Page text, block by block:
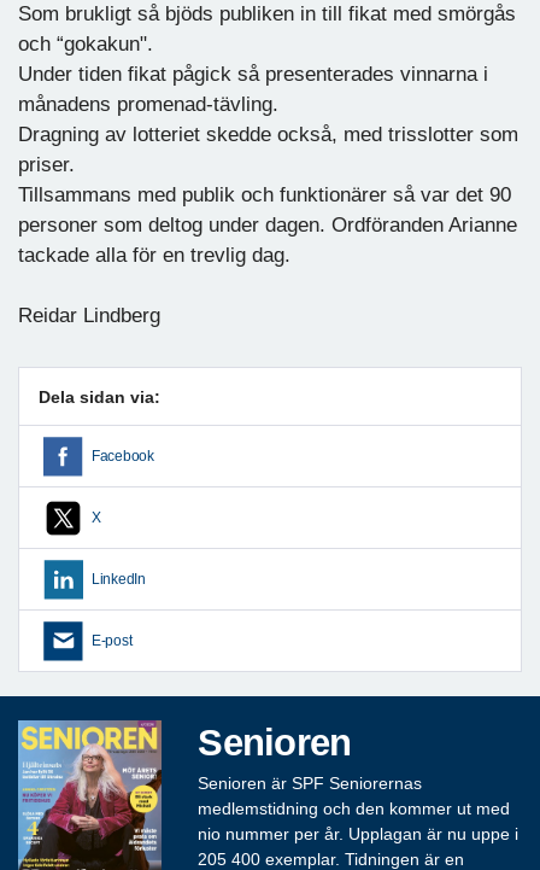
Som brukligt så bjöds publiken in till fikat med smörgås
och “gokakun".
Under tiden fikat pågick så presenterades vinnarna i
månadens promenad-tävling.
Dragning av lotteriet skedde också, med trisslotter som
priser.
Tillsammans med publik och funktionärer så var det 90
personer som deltog under dagen. Ordföranden Arianne
tackade alla för en trevlig dag.
Reidar Lindberg
Dela sidan via:
Facebook
X
LinkedIn
E-post
Senioren
Senioren är SPF Seniorernas
medlemstidning och den kommer ut med
nio nummer per år. Upplagan är nu uppe i
205 400 exemplar. Tidningen är en